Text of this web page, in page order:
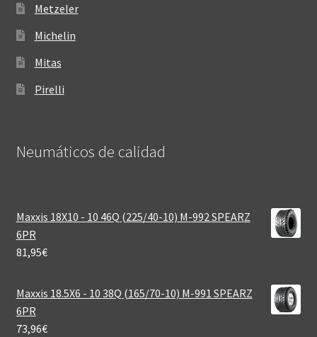
Metzeler
Michelin
Mitas
Pirelli
Neumáticos de calidad‎
Maxxis 18X10 - 10 46Q (225/40-10) M-992 SPEARZ
6PR
81,95€
Maxxis 18.5X6 - 10 38Q (165/70-10) M-991 SPEARZ
6PR
73,96€